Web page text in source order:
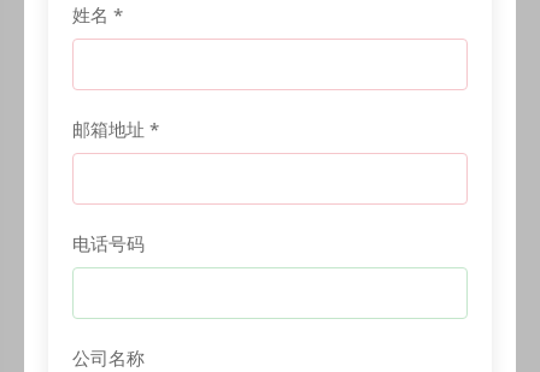
姓名 *
邮箱地址 *
电话号码
公司名称